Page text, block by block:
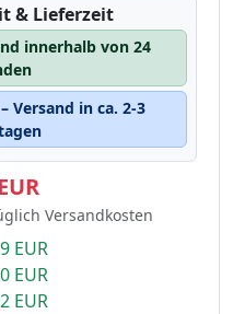
& Lieferzeit
innerhalb von 24
Versand in ca. 2-3
Versandkosten
EUR
EUR
EUR